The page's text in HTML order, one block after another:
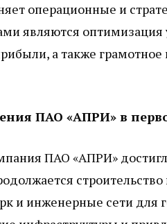
операционные и
являются
а также
ПАО «АПРИ» в
ПАО «АПРИ»
и инженерные сети для